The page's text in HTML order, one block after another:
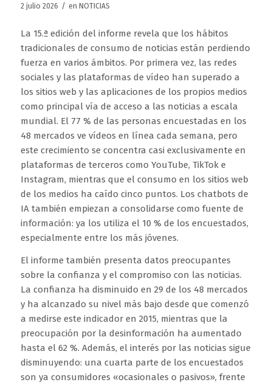
2 julio 2026 / en NOTICIAS
La 15.ª edición del informe revela que los hábitos
tradicionales de consumo de noticias están perdiendo
fuerza en varios ámbitos. Por primera vez, las redes
sociales y las plataformas de vídeo han superado a
los sitios web y las aplicaciones de los propios medios
como principal vía de acceso a las noticias a escala
mundial. El 77 % de las personas encuestadas en los
48 mercados ve vídeos en línea cada semana, pero
este crecimiento se concentra casi exclusivamente en
plataformas de terceros como YouTube, TikTok e
Instagram, mientras que el consumo en los sitios web
de los medios ha caído cinco puntos. Los chatbots de
IA también empiezan a consolidarse como fuente de
información: ya los utiliza el 10 % de los encuestados,
especialmente entre los más jóvenes.
El informe también presenta datos preocupantes
sobre la confianza y el compromiso con las noticias.
La confianza ha disminuido en 29 de los 48 mercados
y ha alcanzado su nivel más bajo desde que comenzó
a medirse este indicador en 2015, mientras que la
preocupación por la desinformación ha aumentado
hasta el 62 %. Además, el interés por las noticias sigue
disminuyendo: una cuarta parte de los encuestados
son ya consumidores «ocasionales o pasivos», frente